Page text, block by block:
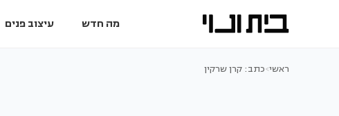
מה חדש עיצוב פנים
ראשי>כתב: קרן שרקין